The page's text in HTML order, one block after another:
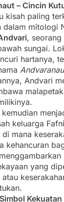
– Cincin
kisah paling
dalam mitologi
,
sungai.
hartanya,
Andvari
keluarga
mana
kehancuran
yang